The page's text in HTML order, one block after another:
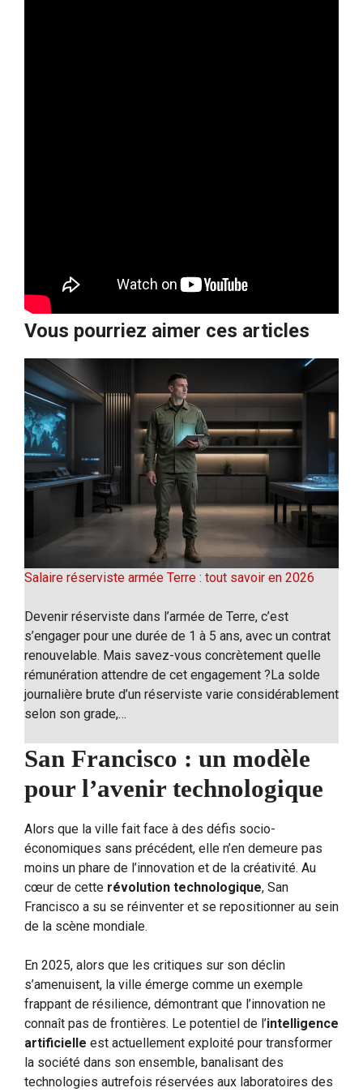
Vous pourriez aimer ces articles
Salaire réserviste armée Terre : tout savoir en 2026
Devenir réserviste dans l’armée de Terre, c’est
s’engager pour une durée de 1 à 5 ans, avec un contrat
renouvelable. Mais savez-vous concrètement quelle
rémunération attendre de cet engagement ?La solde
journalière brute d’un réserviste varie considérablement
selon son grade,…
San Francisco : un modèle
pour l’avenir technologique
Alors que la ville fait face à des défis socio-
économiques sans précédent, elle n’en demeure pas
moins un phare de l’innovation et de la créativité. Au
cœur de cette révolution technologique, San
Francisco a su se réinventer et se repositionner au sein
de la scène mondiale.
En 2025, alors que les critiques sur son déclin
s’amenuisent, la ville émerge comme un exemple
frappant de résilience, démontrant que l’innovation ne
connaît pas de frontières. Le potentiel de l’intelligence
artificielle est actuellement exploité pour transformer
la société dans son ensemble, banalisant des
technologies autrefois réservées aux laboratoires des